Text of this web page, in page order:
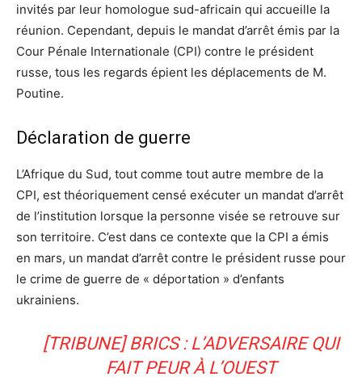
invités par leur homologue sud-africain qui accueille la
réunion. Cependant, depuis le mandat d’arrêt émis par la
Cour Pénale Internationale (CPI) contre le président
russe, tous les regards épient les déplacements de M.
Poutine.
Déclaration de guerre
L’Afrique du Sud, tout comme tout autre membre de la
CPI, est théoriquement censé exécuter un mandat d’arrêt
de l’institution lorsque la personne visée se retrouve sur
son territoire. C’est dans ce contexte que la CPI a émis
en mars, un mandat d’arrêt contre le président russe pour
le crime de guerre de « déportation » d’enfants
ukrainiens.
[TRIBUNE] BRICS : L’ADVERSAIRE QUI
FAIT PEUR À L’OUEST